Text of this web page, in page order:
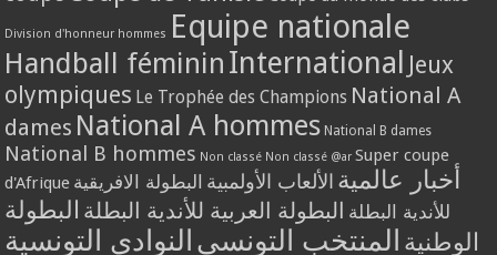
Division d'honneur hommes Equipe nationale
Handball féminin International Jeux
olympiques Le Trophée des Champions National A
dames National A hommes National B dames
National B hommes Non classé Non classé @ar Super coupe
d'Afrique
أخبار عالمية الألعاب الأولمبية البطولة الافريقية
للأندية البطلة البطولة العربية للأندية البطلة البطولة
الوطنية المنتخب التونسي النوادي التونسية